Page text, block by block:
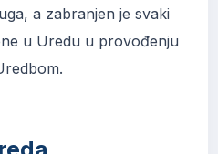
a zabranjen je svaki
u Uredu u provođenju